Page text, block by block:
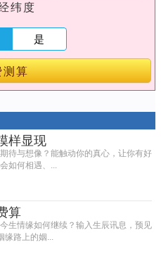
纬度
是
测算
样显现
待与想像？能触动你的真心，让你有好
如何相遇、...
算
生情缘如何继续？输入生辰讯息，预见
路上的姻...